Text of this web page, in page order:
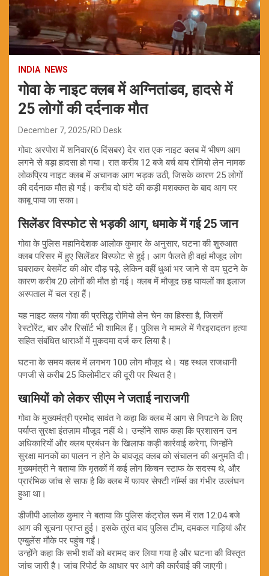
INDIA NEWS
गोवा के नाइट क्लब में अग्नितांडव, हादसे में
25 लोगों की दर्दनाक मौत
December 7, 2025 RD Desk
गोवा: अरपोरा में शनिवार(6 दिंसबर) देर रात एक नाइट क्लब में भीषण आग
लगने से बड़ा हादसा हो गया। रात करीब 12 बजे बर्च बाय रोमियो लेन नामक
लोकप्रिय नाइट क्लब में अचानक आग भड़क उठी, जिसके कारण 25 लोगों
की दर्दनाक मौत हो गई। करीब दो घंटे की कड़ी मशक्कत के बाद आग पर
काबू पाया जा सका।
सिलेंडर विस्फोट से भड़की आग, धमाके में गई 25 जान
गोवा के पुलिस महानिदेशक आलोक कुमार के अनुसार, घटना की शुरुआत
क्लब परिसर में हुए सिलेंडर विस्फोट से हुई। आग फैलते ही वहां मौजूद लोग
घबराकर बेसमेंट की ओर दौड़ पड़े, लेकिन वहीं धुआं भर जाने से दम घुटने के
कारण करीब 20 लोगों की मौत हो गई। क्लब में मौजूद छह घायलों का इलाज
अस्पताल में चल रहा हैं।
यह नाइट क्लब गोवा की प्रसिद्ध रोमियो लेन चेन का हिस्सा है, जिसमें
रेस्टोरेंट, बार और रिसॉर्ट भी शामिल हैं। पुलिस ने मामले में गैरइरादतन हत्या
सहित संबंधित धाराओं में मुकदमा दर्ज कर लिया है।
घटना के समय क्लब में लगभग 100 लोग मौजूद थे। यह स्थल राजधानी
पणजी से करीब 25 किलोमीटर की दूरी पर स्थित है।
खामियों को लेकर सीएम ने जताई नाराजगी
गोवा के मुख्यमंत्री प्रमोद सावंत ने कहा कि क्लब में आग से निपटने के लिए
पर्याप्त सुरक्षा इंतज़ाम मौजूद नहीं थे। उन्होंने साफ कहा कि प्रशासन उन
अधिकारियों और क्लब प्रबंधन के खिलाफ कड़ी कार्रवाई करेगा, जिन्होंने
सुरक्षा मानकों का पालन न होने के बावजूद क्लब को संचालन की अनुमति दी।
मुख्यमंत्री ने बताया कि मृतकों में कई लोग किचन स्टाफ के सदस्य थे, और
प्रारंभिक जांच से साफ है कि क्लब में फायर सेफ्टी नॉर्म्स का गंभीर उल्लंघन
हुआ था।
डीजीपी आलोक कुमार ने बताया कि पुलिस कंट्रोल रूम में रात 12:04 बजे
आग की सूचना प्राप्त हुई। इसके तुरंत बाद पुलिस टीम, दमकल गाड़ियां और
एम्बुलेंस मौके पर पहुंच गईं।
उन्होंने कहा कि सभी शवों को बरामद कर लिया गया है और घटना की विस्तृत
जांच जारी है। जांच रिपोर्ट के आधार पर आगे की कार्रवाई की जाएगी।